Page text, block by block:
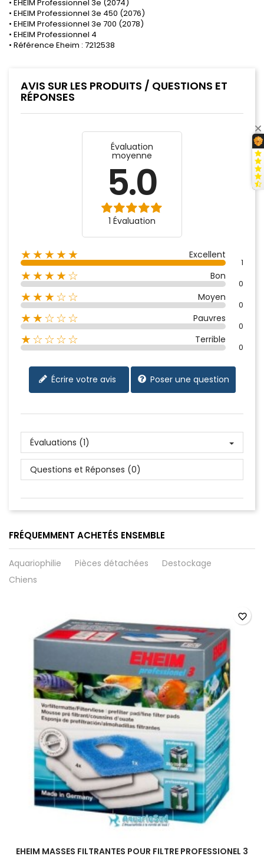
• EHEIM Professionnel 3e (2074)
• EHEIM Professionnel 3e 450 (2076)
• EHEIM Professionnel 3e 700 (2078)
• EHEIM Professionnel 4
• Référence Eheim : 7212538
AVIS SUR LES PRODUITS / QUESTIONS ET
RÉPONSES
Évaluation
moyenne
5.0
1 Évaluation
★★★★★ Excellent
1
★★★★☆ Bon
0
★★★☆☆ Moyen
0
★★☆☆☆ Pauvres
0
★☆☆☆☆ Terrible
0
Écrire votre avis Poser une question
Évaluations (1)
Questions et Réponses (0)
FRÉQUEMMENT ACHETÉS ENSEMBLE
Aquariophilie Pièces détachées
Destockage
Chiens
EHEIM MASSES FILTRANTES POUR FILTRE PROFESSIONEL 3
favorite_border